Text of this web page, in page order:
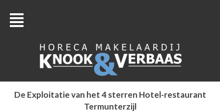
De Exploitatie van het 4 sterren Hotel-restaurant
Termunterzijl